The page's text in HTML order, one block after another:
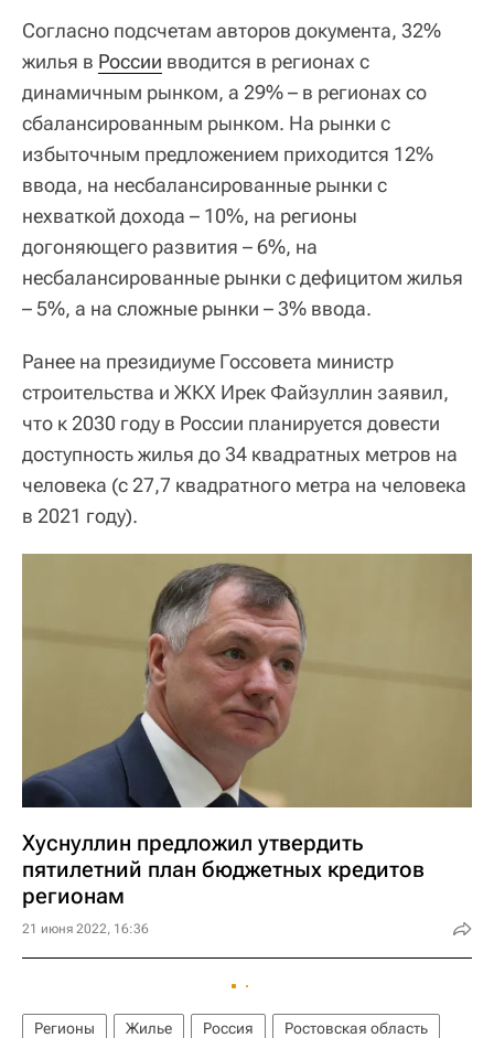
Согласно подсчетам авторов документа, 32%
жилья в России вводится в регионах с
динамичным рынком, а 29% – в регионах со
сбалансированным рынком. На рынки с
избыточным предложением приходится 12%
ввода, на несбалансированные рынки с
нехваткой дохода – 10%, на регионы
догоняющего развития – 6%, на
несбалансированные рынки с дефицитом жилья
– 5%, а на сложные рынки – 3% ввода.
Ранее на президиуме Госсовета министр
строительства и ЖКХ Ирек Файзуллин заявил,
что к 2030 году в России планируется довести
доступность жилья до 34 квадратных метров на
человека (с 27,7 квадратного метра на человека
в 2021 году).
Хуснуллин предложил утвердить
пятилетний план бюджетных кредитов
регионам
21 июня 2022, 16:36
Регионы Жилье Россия
Ростовская область